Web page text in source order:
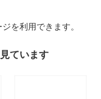
を利用できます。
ています